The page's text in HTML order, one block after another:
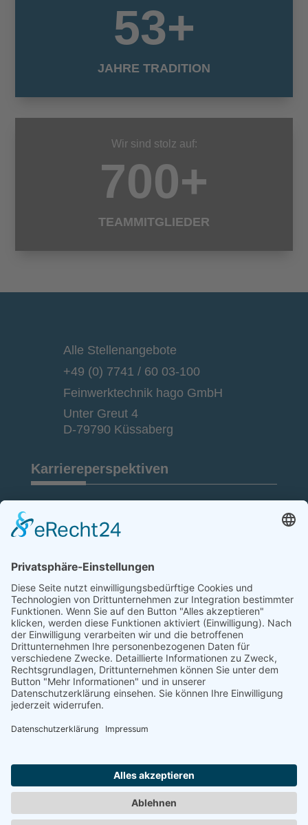
53+
JAHRE TRADITION
Wir sind stolz auf:
700+
TEAMMITGLIEDER
Alle Stellenangebote
+49 (0) 7741 / 60 03-100
Feinwerktechnik hago GmbH
Unter Greut 4
D-79790 Küssaberg
Karriereperspektiven
Technische Berufe
Kaufmännische Berufe
Schüler & Studierende
Über hago
Über uns
Mitarbeiterstimmen
hago Webseite
Links